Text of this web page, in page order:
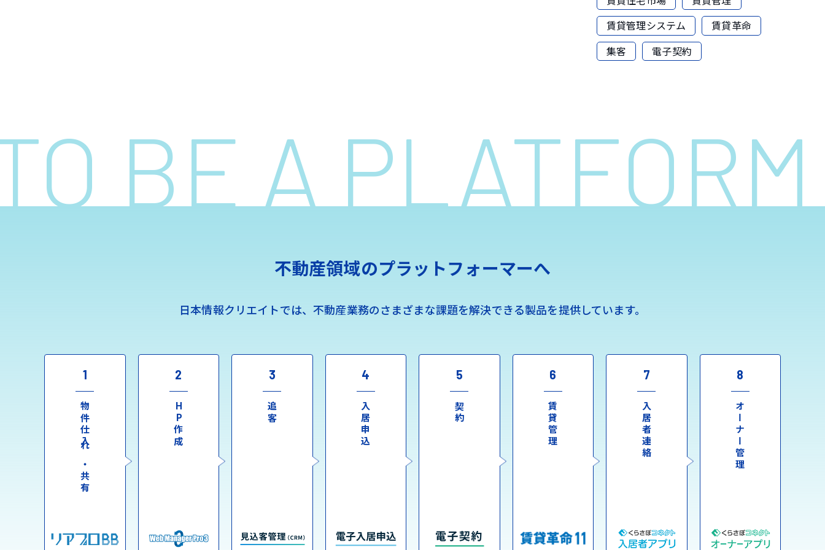
賃貸管理システム
賃貸革命
集客
電子契約
BE A
不動産領域のプラットフォーマーへ
日本情報クリエイトでは、不動産業務のさまざまな課題を解決できる製品を提供しています。
1
物件仕入れ・共有
2
HP作成
3
追客
4
入居申込
5
契約
6
賃貸管理
7
入居者連絡
8
オーナー管理